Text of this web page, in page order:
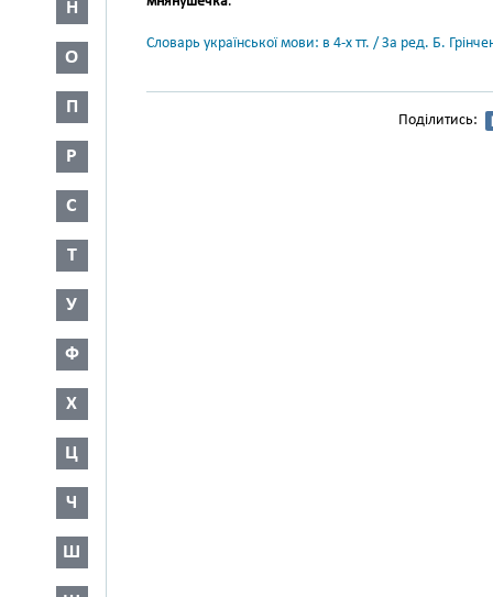
Н
О
П
Р
С
Т
У
Ф
Х
Ц
Ч
Ш
Словарь української мови: в 4-х тт. / За ред. Б.
Поділитись: